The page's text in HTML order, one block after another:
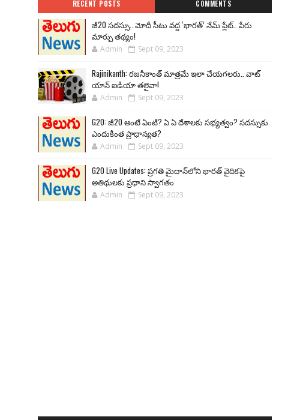
RECENT POSTS COMMENTS
జీ20 సదస్సు.. మోదీ సీటు వద్ద ‘భారత్’ నేమ్ ప్లేట్‌.. పేరు
మార్పు తథ్యం!
Admin Sept 09, 2023
Rajinikanth: రజనీకాంత్ మాత్రమే ఇలా చేయగలరు.. వాట్
యాన్ ఐడియా తలైవా!
Admin Sept 09, 2023
G20: జీ20 అంటే ఏంటి? ఏ ఏ దేశాలకు సభ్యత్వం? సదస్సుకు
ఎందుకింత ప్రాధాన్యత?
Admin Sept 09, 2023
G20 Live Updates: ప్రగతి మైదాన్‌లోని భారత్ వైదికపై
అతిథులకు ప్రధాని స్వాగతం
Admin Sept 09, 2023